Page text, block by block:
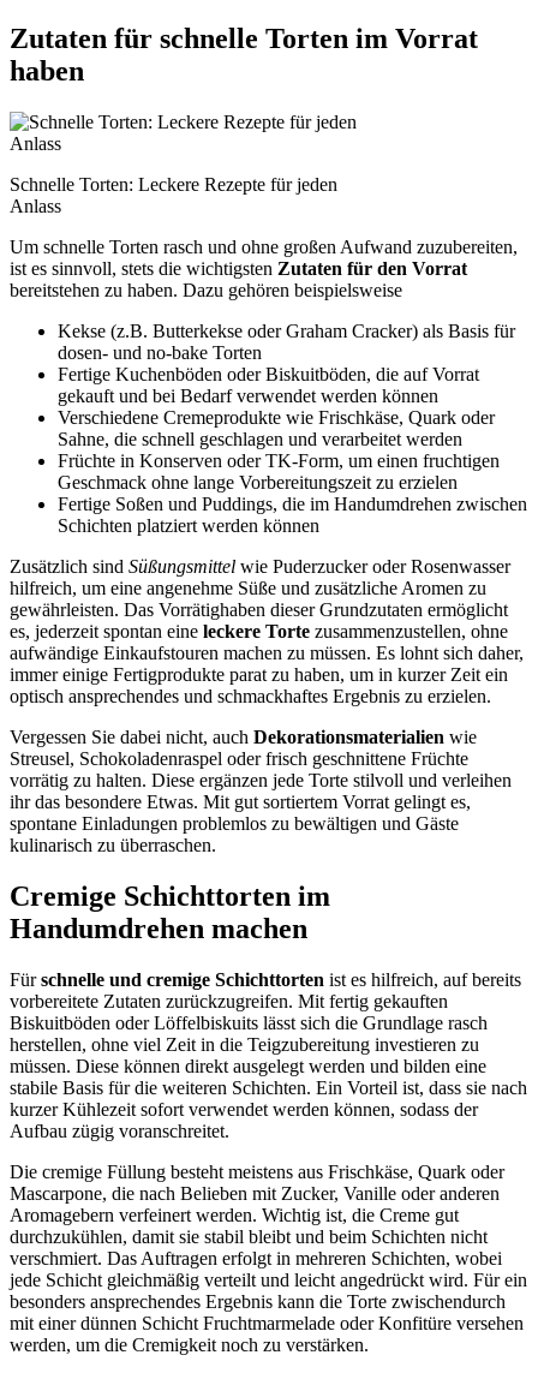
Zutaten für schnelle Torten im Vorrat
haben
Schnelle Torten: Leckere Rezepte für jeden
Anlass
Um schnelle Torten rasch und ohne großen Aufwand zuzubereiten,
ist es sinnvoll, stets die wichtigsten Zutaten für den Vorrat
bereitstehen zu haben. Dazu gehören beispielsweise
Kekse (z.B. Butterkekse oder Graham Cracker) als Basis für
dosen- und no-bake Torten
Fertige Kuchenböden oder Biskuitböden, die auf Vorrat
gekauft und bei Bedarf verwendet werden können
Verschiedene Cremeprodukte wie Frischkäse, Quark oder
Sahne, die schnell geschlagen und verarbeitet werden
Früchte in Konserven oder TK-Form, um einen fruchtigen
Geschmack ohne lange Vorbereitungszeit zu erzielen
Fertige Soßen und Puddings, die im Handumdrehen zwischen
Schichten platziert werden können
Zusätzlich sind Süßungsmittel wie Puderzucker oder Rosenwasser
hilfreich, um eine angenehme Süße und zusätzliche Aromen zu
gewährleisten. Das Vorrätighaben dieser Grundzutaten ermöglicht
es, jederzeit spontan eine leckere Torte zusammenzustellen, ohne
aufwändige Einkaufstouren machen zu müssen. Es lohnt sich daher,
immer einige Fertigprodukte parat zu haben, um in kurzer Zeit ein
optisch ansprechendes und schmackhaftes Ergebnis zu erzielen.
Vergessen Sie dabei nicht, auch Dekorationsmaterialien wie
Streusel, Schokoladenraspel oder frisch geschnittene Früchte
vorrätig zu halten. Diese ergänzen jede Torte stilvoll und verleihen
ihr das besondere Etwas. Mit gut sortiertem Vorrat gelingt es,
spontane Einladungen problemlos zu bewältigen und Gäste
kulinarisch zu überraschen.
Cremige Schichttorten im
Handumdrehen machen
Fürschnelle und cremige Schichttorten ist es hilfreich, auf bereits
vorbereitete Zutaten zurückzugreifen. Mit fertig gekauften
Biskuitböden oder Löffelbiskuits lässt sich die Grundlage rasch
herstellen, ohne viel Zeit in die Teigzubereitung investieren zu
müssen. Diese können direkt ausgelegt werden und bilden eine
stabile Basis für die weiteren Schichten. Ein Vorteil ist, dass sie nach
kurzer Kühlezeit sofort verwendet werden können, sodass der
Aufbau zügig voranschreitet.
Die cremige Füllung besteht meistens aus Frischkäse, Quark oder
Mascarpone, die nach Belieben mit Zucker, Vanille oder anderen
Aromagebern verfeinert werden. Wichtig ist, die Creme gut
durchzukühlen, damit sie stabil bleibt und beim Schichten nicht
verschmiert. Das Auftragen erfolgt in mehreren Schichten, wobei
jede Schicht gleichmäßig verteilt und leicht angedrückt wird. Für ein
besonders ansprechendes Ergebnis kann die Torte zwischendurch
mit einer dünnen Schicht Fruchtmarmelade oder Konfitüre versehen
werden, um die Cremigkeit noch zu verstärken.